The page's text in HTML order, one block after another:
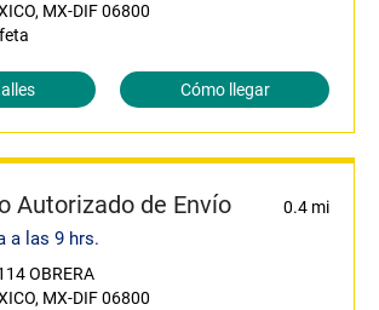
MX-DIF 06800
Cómo llegar
Autorizado de Envío 0.4 mi
a las 9 hrs.
OBRERA
MX-DIF 06800